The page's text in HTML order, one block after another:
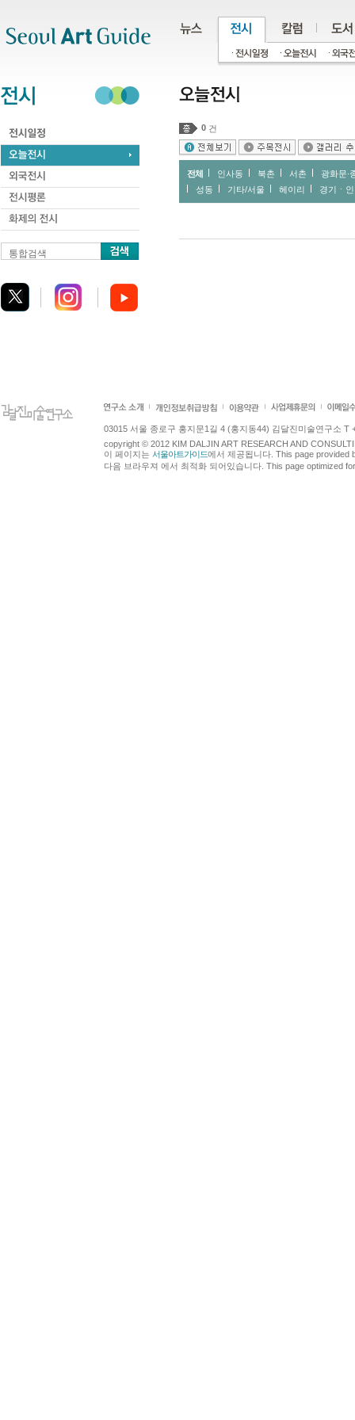
통합검색
0 건
전체 인사동 북촌 서촌
광화문∙
성동
기타/서울 헤이리 경기ㆍ
03015 서울 종로구 홍지문1길 4 (홍지동44) 김달진미술연구소 T
copyright © 2012 KIM DALJIN ART RESEARCH AND
이 페이지는 서울아트가이드에서 제공됩니다. This page provided
다음 브라우져 에서 최적화 되어있습니다. This page optimized